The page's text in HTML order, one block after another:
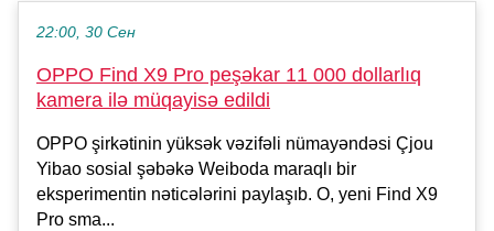
22:00, 30 Сен
OPPO Find X9 Pro peşəkar 11 000 dollarlıq
kamera ilə müqayisə edildi
OPPO şirkətinin yüksək vəzifəli nümayəndəsi Çjou
Yibao sosial şəbəkə Weiboda maraqlı bir
eksperimentin nəticələrini paylaşıb. O, yeni Find X9
Pro sma...